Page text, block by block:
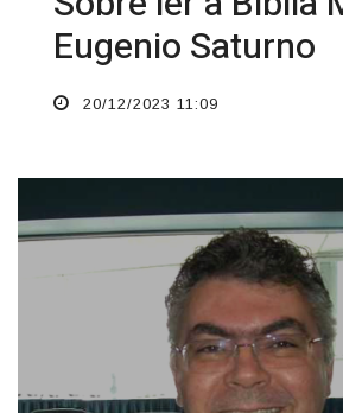
COLUNISTA
Sobre ler a Bíblia